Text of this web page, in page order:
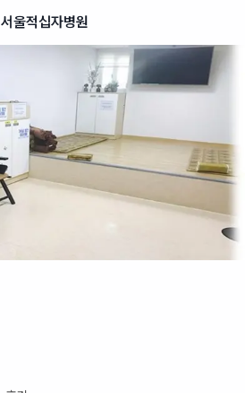
서울적십자병원